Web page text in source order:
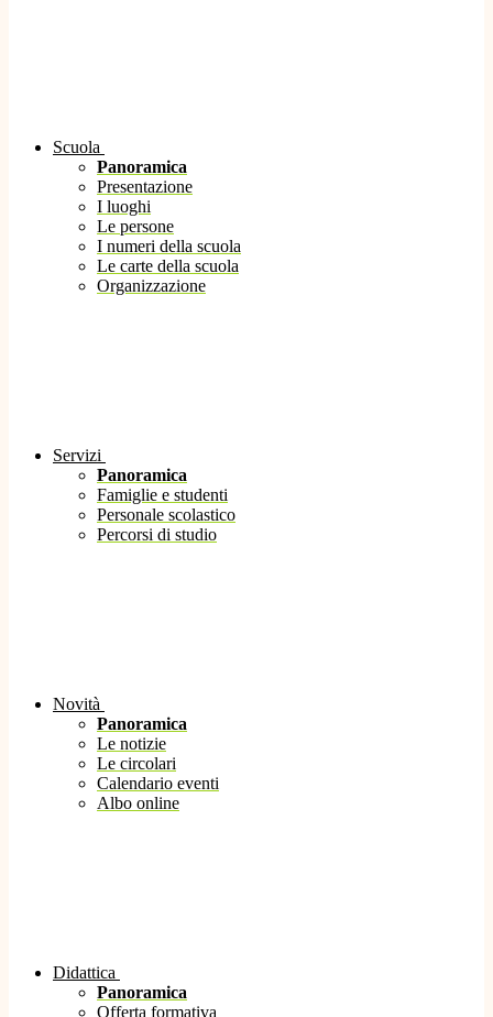
Scuola
Panoramica
Presentazione
I luoghi
Le persone
I numeri della scuola
Le carte della scuola
Organizzazione
Servizi
Panoramica
Famiglie e studenti
Personale scolastico
Percorsi di studio
Novità
Panoramica
Le notizie
Le circolari
Calendario eventi
Albo online
Didattica
Panoramica
Offerta formativa